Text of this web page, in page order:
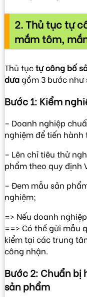
2. Thủ tục tự
mắm tôm,
Thủ tụctự công bố
dưagồm 3 bước như
Bước 1: Kiểm
– Doanh nghiệp
nghiệm để tiến hành
– Lên chỉ tiêu thử
phẩm theo quy định
– Đem mẫu sản
nghiệm;
=> Nếu doanh
==> Có thể gửi mẫu
kiểm tại các trung
công nhận.
Bước 2: Chuẩn bị
sản phẩm